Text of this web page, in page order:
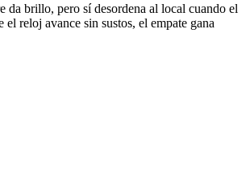
da brillo, pero sí desordena al local cuando el
reloj avance sin sustos, el empate gana